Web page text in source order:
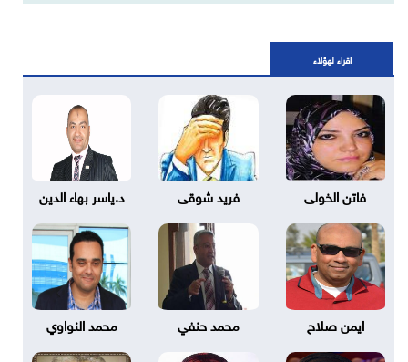
اقراء لهؤلاء
فاتن الخولى فريد شوقى د.ياسر بهاء الدين
ايمن صلاح محمد حنفي محمد النواوي